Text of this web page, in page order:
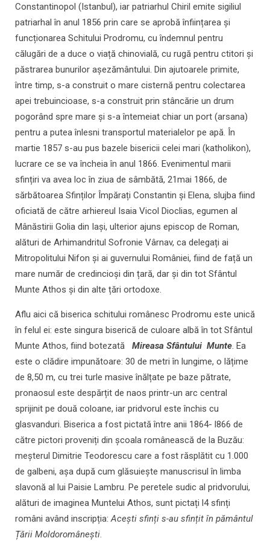
Constantinopol (Istanbul), iar patriarhul Chiril emite sigiliul
patriarhal în anul 1856 prin care se aprobă înființarea și
funcționarea Schitului Prodromu, cu îndemnul pentru
călugări de a duce o viață chinovială, cu rugă pentru ctitori și
păstrarea bunurilor așezământului. Din ajutoarele primite,
între timp, s-a construit o mare cisternă pentru colectarea
apei trebuincioase, s-a construit prin stâncărie un drum
pogorând spre mare și s-a întemeiat chiar un port (arsana)
pentru a putea înlesni transportul materialelor pe apă. În
martie 1857 s-au pus bazele bisericii celei mari (katholikon),
lucrare ce se va încheia în anul 1866. Evenimentul marii
sfințiri va avea loc în ziua de sâmbătă, 21mai 1866, de
sărbătoarea Sfinților Împărați Constantin și Elena, slujba fiind
oficiată de către arhiereul Isaia Vicol Dioclias, egumen al
Mânăstirii Golia din Iași, ulterior ajuns episcop de Roman,
alături de Arhimandritul Sofronie Vârnav, ca delegați ai
Mitropolitului Nifon și ai guvernului României, fiind de față un
mare număr de credincioși din țară, dar și din tot Sfântul
Munte Athos și din alte țări ortodoxe.
Aflu aici că biserica schitului românesc Prodromu este unică
în felul ei: este singura biserică de culoare albă în tot Sfântul
Munte Athos, fiind botezată
Mireasa Sfântului Munte. Ea
este o clădire impunătoare: 30 de metri în lungime, o lățime
de 8,50 m, cu trei turle masive înălțate pe baze pătrate,
pronaosul este despărțit de naos printr-un arc central
sprijinit pe două coloane, iar pridvorul este închis cu
glasvanduri. Biserica a fost pictată între anii 1864- l866 de
către pictori proveniți din școala românească de la Buzău:
meșterul Dimitrie Teodorescu care a fost răsplătit cu 1.000
de galbeni, așa după cum glăsuiește manuscrisul în limba
slavonă al lui Paisie Lambru. Pe peretele sudic al pridvorului,
alături de imaginea Muntelui Athos, sunt pictați l4 sfinți
români având inscripția:Acești sfinți s-au sfințit în pământul
Țării Moldoromânești.